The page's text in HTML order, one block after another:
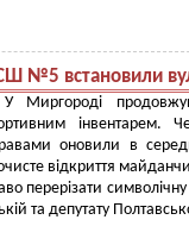
№5 встановили
У Миргороді
інвентарем.
оновили в
відкриття
перерізати
та депутату